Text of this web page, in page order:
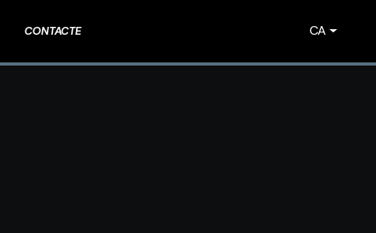
CONTACTE CA